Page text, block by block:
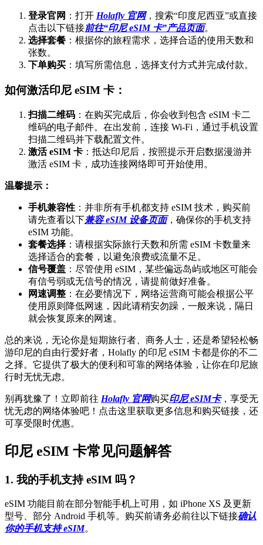
登录官网 ：打开 Holafly 官网，搜索“印度尼西亚”或直接
点击以下链接前往“印尼 eSIM 卡”产品页面。
选择套餐 ：根据你的旅程需求，选择合适的使用天数和
张数。
下单购买 ：填写所需信息，选择支付方式并完成付款。
如何激活印尼 eSIM 卡：
扫描二维码 ：在购买完成后，你会收到包含 eSIM 卡二
维码的电子邮件。在出发前，连接 Wi-Fi，通过手机设置
扫描二维码并下载配置文件。
激活 eSIM 卡 ：抵达印尼后，按照提示开启数据漫游并
激活 eSIM 卡，成功连接网络即可开始使用。
温馨提示：
手机兼容性 ：并非所有手机都支持 eSIM 技术，购买前
请先查看以下兼容 eSIM 设备页面，确保你的手机支持
eSIM 功能。
套餐选择 ：请根据实际旅行天数和所需 eSIM 卡数量来
选择适合的套餐，以避免浪费或流量不足。
信号覆盖 ：尽管使用 eSIM，某些偏远岛屿或地区可能会
有信号弱或无信号的情况，请提前做好准备。
网速调整 ：在必要情况下，网络运营商可能会根据公平
使用原则降低网速，因此请稍安勿躁，一般来说，隔日
就会恢复原来的网速。
总的来说，无论你是短期旅行者、商务人士，还是希望轻松畅
游印尼的自由行爱好者，Holafly 的印尼 eSIM 卡都是你的不二
之择。它提供了极大的便利和可靠的网络体验，让你在印尼旅
行时无忧无虑。
别再犹豫了！立即前往 Holafly 官网购买印尼 eSIM卡，享受无
忧无虑的网络体验吧！点击这里获取更多信息和购买链接，还
可享受限时优惠。
印尼 eSIM 卡常见问题解答
1. 我的手机支持 eSIM 吗？
eSIM 功能目前在部分智能手机上可用，如 iPhone XS 及更新
型号、部分 Android 手机等。购买前请务必前往以下链接确认
你的手机支持 eSIM。